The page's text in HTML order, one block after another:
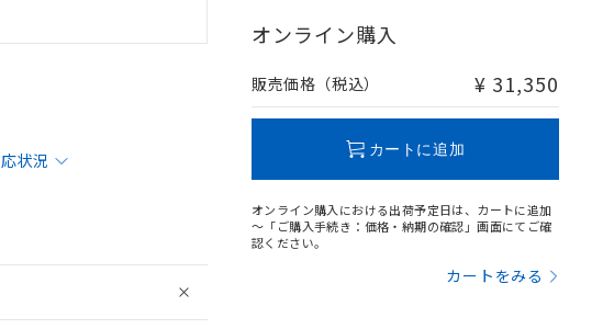
状況
オンライン購入
販売価格（税込） ¥ 31,350
カートに追加
オンライン購入における出荷予定日は、カートに追加
～「ご購入手続き：価格・納期の確認」画面にてご確
認ください。
カートをみる